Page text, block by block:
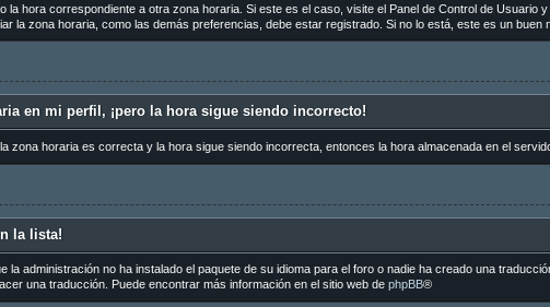
la hora correspondiente a otra zona horaria. Si este es el caso, visite el Panel de Control de
la zona horaria, como las demás preferencias, debe estar registrado. Si no lo está, este es un buen
en mi perfil, ¡pero la hora sigue siendo incorrecto!
zona horaria es correcta y la hora sigue siendo incorrecta, entonces la hora almacenada en el
la lista!
la administración no ha instalado el paquete de su idioma para el foro o nadie ha creado una
una traducción. Puede encontrar más información en el sitio web de phpBB®